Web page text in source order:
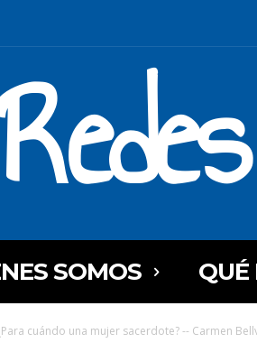
SOMOS QUÉ
cuándo una mujer sacerdote? -- Carmen